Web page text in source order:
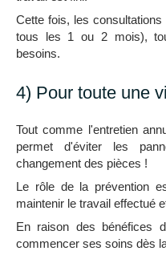
Cette fois, les
tous les 1 ou 2 mois),
besoins.
4) Pour toute une
Tout comme l'entretien
permet d'éviter les
changement des pièces !
Le rôle de la prévention
maintenir le travail effectué
En raison des bénéfices
commencer ses soins dès